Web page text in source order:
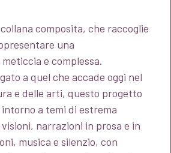
composita, che raccoglie
una
e complessa.
a quel che accade oggi nel
e delle arti, questo progetto
a temi di estrema
narrazioni in prosa e in
musica e silenzio, con